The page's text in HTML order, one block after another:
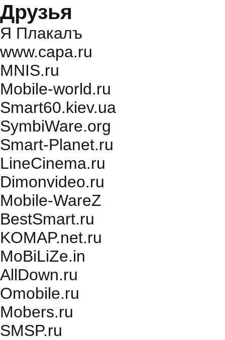
Друзья
Я Плакалъ
www.capa.ru
MNIS.ru
Mobile-world.ru
Smart60.kiev.ua
SymbiWare.org
Smart-Planet.ru
LineCinema.ru
Dimonvideo.ru
Mobile-WareZ
BestSmart.ru
KOMAP.net.ru
MoBiLiZe.in
AllDown.ru
Оmobile.ru
Mobers.ru
SMSP.ru